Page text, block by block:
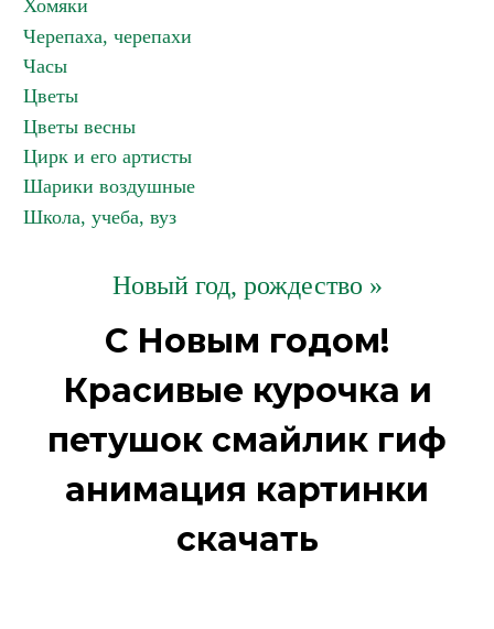
Хомяки
Черепаха, черепахи
Часы
Цветы
Цветы весны
Цирк и его артисты
Шарики воздушные
Школа, учеба, вуз
Новый год, рождество »
С Новым годом!
Красивые курочка и
петушок смайлик гиф
анимация картинки
скачать